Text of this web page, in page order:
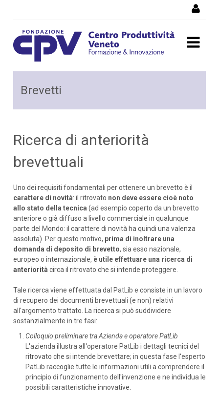
Brevetti: ricerca di
anteriorità brevettuali
Brevetti
Ricerca di anteriorità
brevettuali
Uno dei requisiti fondamentali per ottenere un brevetto è il
carattere di novità: il ritrovato non deve essere cioè noto
allo stato della tecnica (ad esempio coperto da un brevetto
anteriore o già diffuso a livello commerciale in qualunque
parte del Mondo: il carattere di novità ha quindi una valenza
assoluta). Per questo motivo, prima di inoltrare una
domanda di deposito di brevetto, sia esso nazionale,
europeo o internazionale, è utile effettuare una ricerca di
anteriorità circa il ritrovato che si intende proteggere.
Tale ricerca viene effettuata dal PatLib e consiste in un lavoro
di recupero dei documenti brevettuali (e non) relativi
all'argomento trattato. La ricerca si può suddividere
sostanzialmente in tre fasi:
Colloquio preliminare tra Azienda e operatore PatLib
L'azienda illustra all'operatore PatLib i dettagli tecnici del
ritrovato che si intende brevettare; in questa fase l'esperto
PatLib raccoglie tutte le informazioni utili a comprendere il
principio di funzionamento dell'invenzione e ne individua le
possibili caratteristiche innovative.